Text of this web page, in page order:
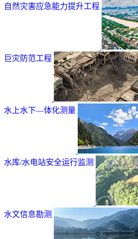
自然灾害应急能力提升工程
巨灾防范工程
水上水下—体化测量
水库/水电站安全运行监测
水文信息勘测